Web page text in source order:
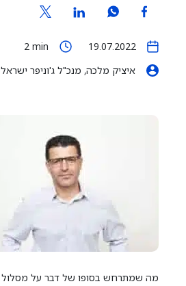
19.07.2022
2 min
איציק מלכה, מנכ"ל ג'וניפר ישראל